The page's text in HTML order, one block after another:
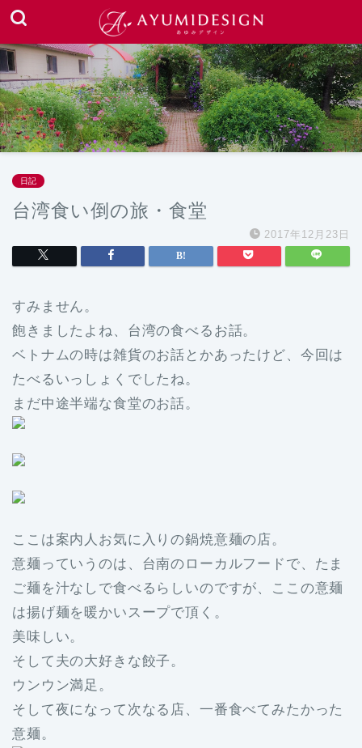
日記
台湾食い倒の旅・食堂
2017年12月23日
すみません。
飽きましたよね、台湾の食べるお話。
ベトナムの時は雑貨のお話とかあったけど、今回は
たべるいっしょくでしたね。
まだ中途半端な食堂のお話。
ここは案内人お気に入りの鍋焼意麺の店。
意麺っていうのは、台南のローカルフードで、たま
ご麺を汁なしで食べるらしいのですが、ここの意麺
は揚げ麺を暖かいスープで頂く。
美味しい。
そして夫の大好きな餃子。
ウンウン満足。
そして夜になって次なる店、一番食べてみたかった
意麺。